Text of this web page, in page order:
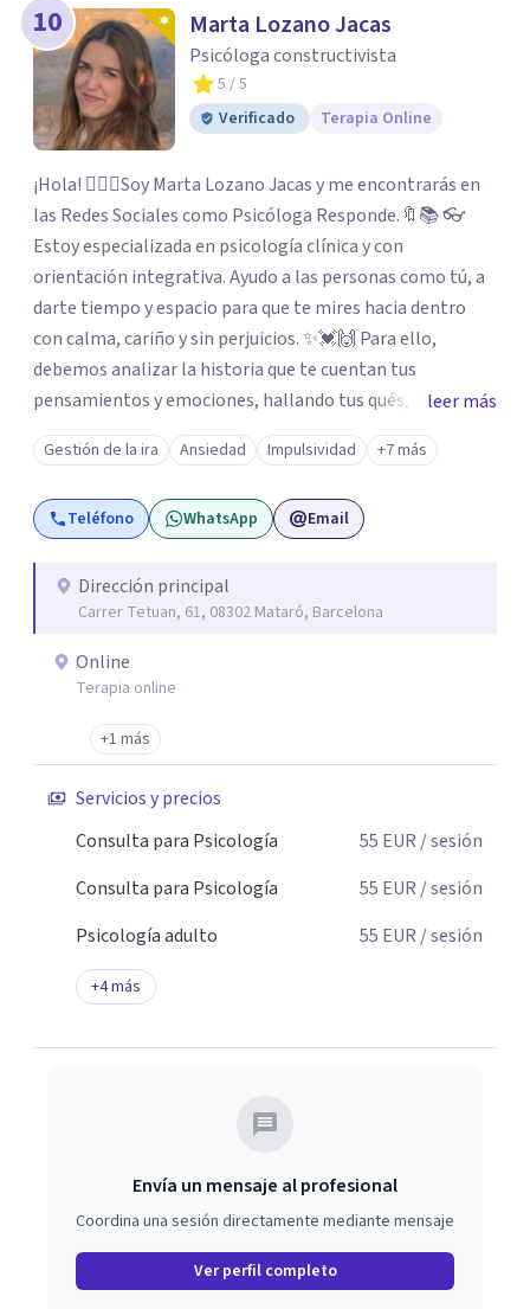
10 Marta Lozano Jacas
Psicóloga constructivista
5 / 5
Verificado
Terapia Online
¡Hola! 🙋🏼‍♀️Soy Marta Lozano Jacas y me encontrarás en
las Redes Sociales como Psicóloga Responde.🔖📚 👓
Estoy especializada en psicología clínica y con
orientación integrativa. Ayudo a las personas como tú, a
darte tiempo y espacio para que te mires hacia dentro
con calma, cariño y sin perjuicios. ✨💓🙌 Para ello,
debemos analizar la historia que te cuentan tus
pensamientos y emociones, hallando tus qués, tus
cómos, tus porqués, tus cuándos y tus dóndes a lo largo
de tu vida. Así, podrás desenredar el lío que es vivir, podrás
aceptar quien eres: un ser humano que siente, que piensa
y que hace; un ser que se contradice, que tiene dudas y que
leer más
Gestión de la ira Ansiedad Impulsividad +7 más
Teléfono WhatsApp Email
Dirección principal
Carrer Tetuan, 61, 08302 Mataró, Barcelona
Online
Terapia online
+1 más
Servicios y precios
Consulta para Psicología
55 EUR / sesión
Consulta para Psicología
55 EUR / sesión
Psicología adulto
55 EUR / sesión
+4más
Envía un mensaje al profesional
Coordina una sesión directamente mediante mensaje
Ver perfil completo